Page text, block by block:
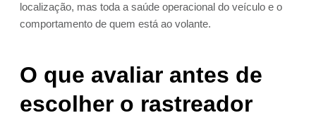
localização, mas toda a saúde operacional do veículo e o
comportamento de quem está ao volante.
O que avaliar antes de
escolher o rastreador